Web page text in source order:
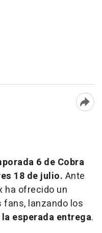
6 de Cobra
18 de julio. Ante
ha ofrecido un
lanzando los
esperada entrega.